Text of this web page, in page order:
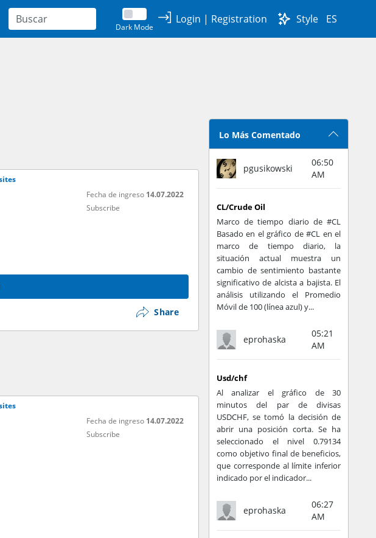
Dark Mode
Login | Registration Style ES
Fecha de ingreso 14.07.2022
Subscribe
Share
Fecha de ingreso 14.07.2022
Subscribe
Lo Más Comentado
pgusikowski
06:50
AM
CL/Crude Oil
Marco de tiempo diario de #CL
Basado en el gráfico de #CL en el
marco de tiempo diario, la
situación actual muestra un
cambio de sentimiento bastante
significativo de alcista a bajista. El
análisis utilizando el Promedio
Móvil de 100 (línea azul) y...
eprohaska
05:21
AM
Usd/chf
Al analizar el gráfico de 30
minutos del par de divisas
USDCHF, se tomó la decisión de
abrir una posición corta. Se ha
seleccionado el nivel 0.79134
como objetivo final de beneficios,
que corresponde al límite inferior
indicado por el indicador...
eprohaska
06:27
AM